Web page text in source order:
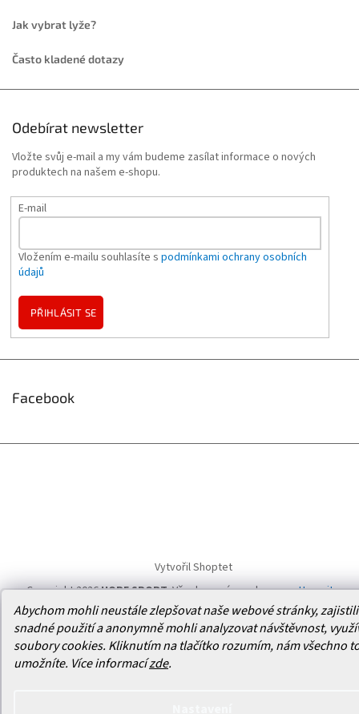
Abychom mohli neustále zlepšovat naše webové stránky,
snadné použití a anonymně mohli analyzovat návštěvnost,
soubory cookies. Kliknutím na tlačítko rozumím, nám všechno
umožníte. Více informacízde.
Jak vybrat lyže?
Často kladené dotazy
Odebírat newsletter
Vložte svůj e-mail a my vám budeme zasílat informace o nových
produktech na našem e-shopu.
E-mail
Vložením e-mailu souhlasíte s podmínkami ochrany osobních
údajů
PŘIHLÁSIT SE
Facebook
Vytvořil Shoptet
Copyright 2026HOPE SPORT. Všechna práva vyhrazena.Upravit
nastavení cookies